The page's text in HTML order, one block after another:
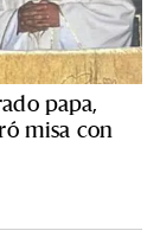
papa,
misa con